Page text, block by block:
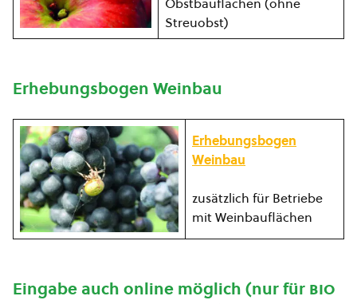
Streuobst)
Erhebungsbogen Weinbau
Erhebungsbogen
Weinbau
zusätzlich für Betriebe
mit Weinbauflächen
Eingabe auch online möglich (nur für bio